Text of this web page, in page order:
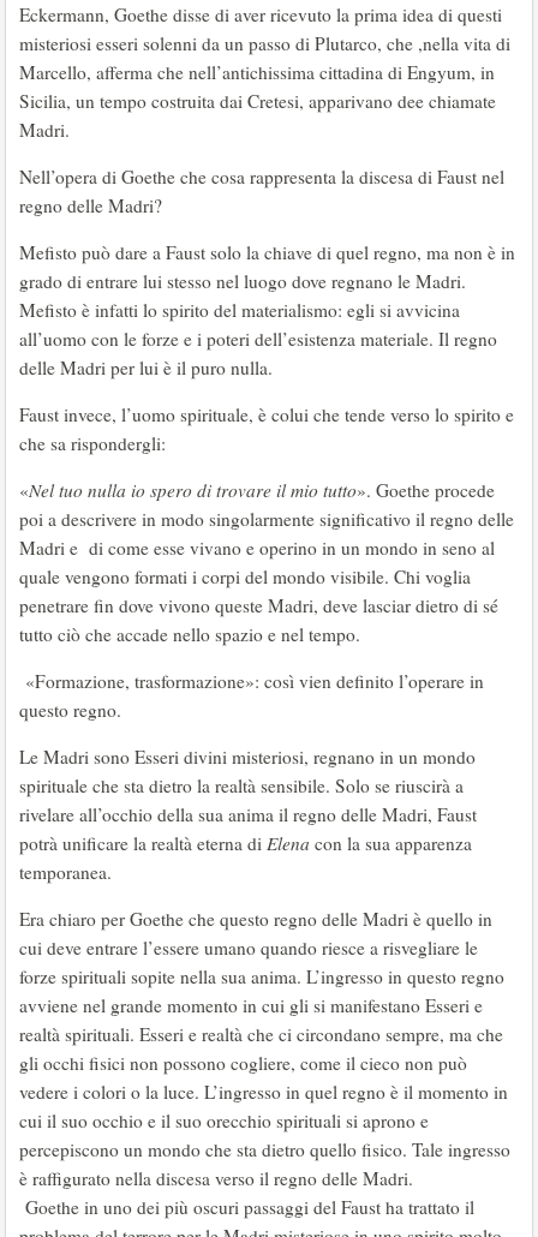
Eckermann, Goethe disse di aver ricevuto la prima idea di questi
misteriosi esseri solenni da un passo di Plutarco, che ,nella vita di
Marcello, afferma che nell’antichissima cittadina di Engyum, in
Sicilia, un tempo costruita dai Cretesi, apparivano dee chiamate
Madri.
Nell’opera di Goethe che cosa rappresenta la discesa di Faust nel
regno delle Madri?
Mefisto può dare a Faust solo la chiave di quel regno, ma non è in
grado di entrare lui stesso nel luogo dove regnano le Madri.
Mefisto è infatti lo spirito del materialismo: egli si avvicina
all’uomo con le forze e i poteri dell’esistenza materiale. Il regno
delle Madri per lui è il puro nulla.
Faust invece, l’uomo spirituale, è colui che tende verso lo spirito e
che sa rispondergli:
«Nel tuo nulla io spero di trovare il mio tutto». Goethe procede
poi a descrivere in modo singolarmente significativo il regno delle
Madri e di come esse vivano e operino in un mondo in seno al
quale vengono formati i corpi del mondo visibile. Chi voglia
penetrare fin dove vivono queste Madri, deve lasciar dietro di sé
tutto ciò che accade nello spazio e nel tempo.
«Formazione, trasformazione»: così vien definito l’operare in
questo regno.
Le Madri sono Esseri divini misteriosi, regnano in un mondo
spirituale che sta dietro la realtà sensibile. Solo se riuscirà a
rivelare all’occhio della sua anima il regno delle Madri, Faust
potrà unificare la realtà eterna di Elena con la sua apparenza
temporanea.
Era chiaro per Goethe che questo regno delle Madri è quello in
cui deve entrare l’essere umano quando riesce a risvegliare le
forze spirituali sopite nella sua anima. L’ingresso in questo regno
avviene nel grande momento in cui gli si manifestano Esseri e
realtà spirituali. Esseri e realtà che ci circondano sempre, ma che
gli occhi fisici non possono cogliere, come il cieco non può
vedere i colori o la luce. L’ingresso in quel regno è il momento in
cui il suo occhio e il suo orecchio spirituali si aprono e
percepiscono un mondo che sta dietro quello fisico. Tale ingresso
è raffigurato nella discesa verso il regno delle Madri.
Goethe in uno dei più oscuri passaggi del Faust ha trattato il